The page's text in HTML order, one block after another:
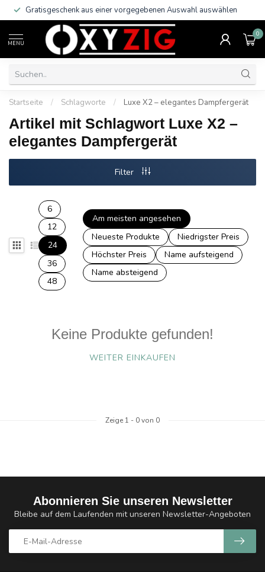
Gratisgeschenk aus einer vorgegebenen Auswahl auswählen
MENU
0
Startseite / Schlagworte / Luxe X2 – elegantes Dampfergerät
Artikel mit Schlagwort Luxe X2 –
elegantes Dampfergerät
Filter
6
12
24
36
48
Am meisten angesehen
Neueste Produkte
Niedrigster Preis
Höchster Preis
Name aufsteigend
Name absteigend
Keine Produkte gefunden!
WEITER EINKAUFEN
Zeige 1 - 0von 0
Abonnieren Sie unseren Newsletter
Bleibe auf dem Laufenden mit unseren Newsletter-Angeboten